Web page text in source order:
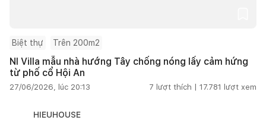
Biệt thự Trên 200m2
NI Villa mẫu nhà hướng Tây chống nóng lấy cảm hứng
từ phố cổ Hội An
27/06/2026, lúc 20:13 7 lượt thích | 17.781 lượt xem
HIEUHOUSE